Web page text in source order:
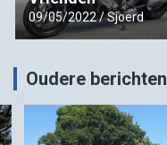
09/05/2022 Sjoerd
Oudere berichten